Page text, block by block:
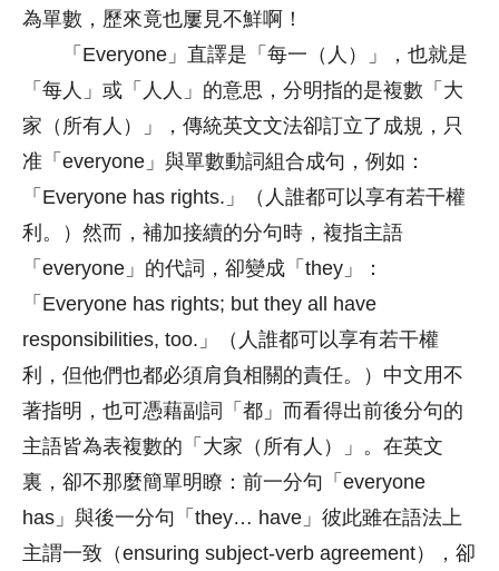
為單數，歷來竟也屢見不鮮啊！
「Everyone」直譯是「每一（人）」，也就是
「每人」或「人人」的意思，分明指的是複數「大
家（所有人）」，傳統英文文法卻訂立了成規，只
准「everyone」與單數動詞組合成句，例如：
「Everyone has rights.」（人誰都可以享有若干權
利。）然而，補加接續的分句時，複指主語
「everyone」的代詞，卻變成「they」：
「Everyone has rights; but they all have
responsibilities, too.」（人誰都可以享有若干權
利，但他們也都必須肩負相關的責任。）中文用不
著指明，也可憑藉副詞「都」而看得出前後分句的
主語皆為表複數的「大家（所有人）」。在英文
裏，卻不那麼簡單明瞭：前一分句「everyone
has」與後一分句「they… have」彼此雖在語法上
主謂一致（ensuring subject-verb agreement），卻